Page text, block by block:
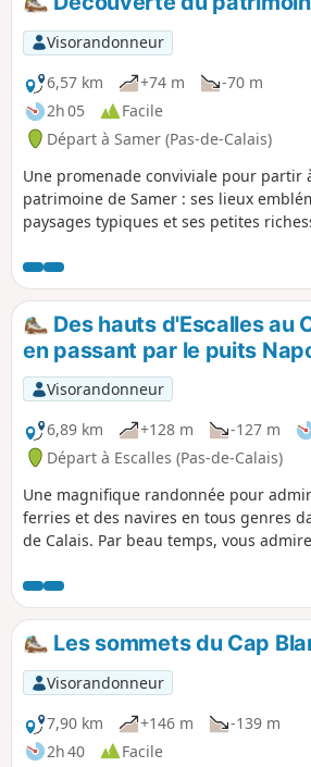
Visorandonneur
6,57 km
+74 m
-70 m
2h 05
Facile
Départ à Samer (Pas-de-Calais)
Une promenade conviviale pour partir
patrimoine de Samer : ses lieux
paysages typiques et ses petites
personnes avec poussettes et/ou
Des hauts d'Escalles au
en passant par le puits
Visorandonneur
6,89 km
+128 m -127 m
Départ à Escalles (Pas-de-Calais)
Une magnifique randonnée pour
ferries et des navires en tous genres
de Calais. Par beau temps, vous
vestiges du premier puits de
Manche, dont les travaux débutèrent
Napoléon III. L'accès au parking du Mont d'Hubert, départ
de cette randonnée, est maintenant
démarrer du parking en bas de
Nez.
Les sommets du Cap
Visorandonneur
7,90 km
+146 m
-139 m
2h 40
Facile